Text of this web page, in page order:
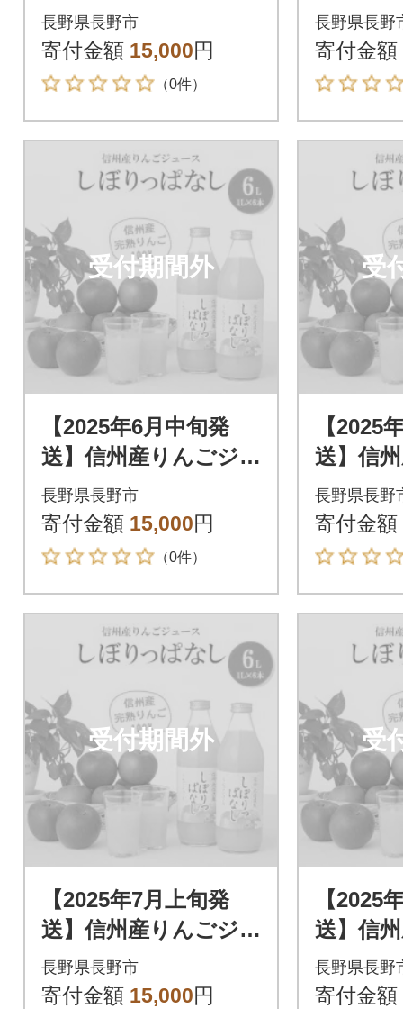
ュース しぼりっぱ
なし 1,000ml×6本
長野県長野市
寄付金額 15,000円
（0件）
ュース
なし
長野県長野
寄付金額
受付期間外
【2025年6月中旬発
送】信州産りんごジ
ュース しぼりっぱ
なし 1,000ml×6本
長野県長野市
寄付金額 15,000円
（0件）
受
【2025
送】信
ュース
なし
長野県長野
寄付金額
受付期間外
【2025年7月上旬発
送】信州産りんごジ
ュース しぼりっぱ
なし 1,000ml×6本
長野県長野市
寄付金額 15,000円
受
【2025
送】信
ュース
なし
長野県長野
寄付金額